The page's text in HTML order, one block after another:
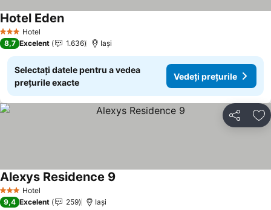
3 SteleHotel
Hotel EdenVedeți prețurile
8,7 Excelent 1.636 Iaşi
Selectați datele pentru a vedea
prețurile exacte
Vedeți prețurile
Distribuiți
3 SteleHotel
Alexys Residence 9
9,4 Excelent 259 Iaşi